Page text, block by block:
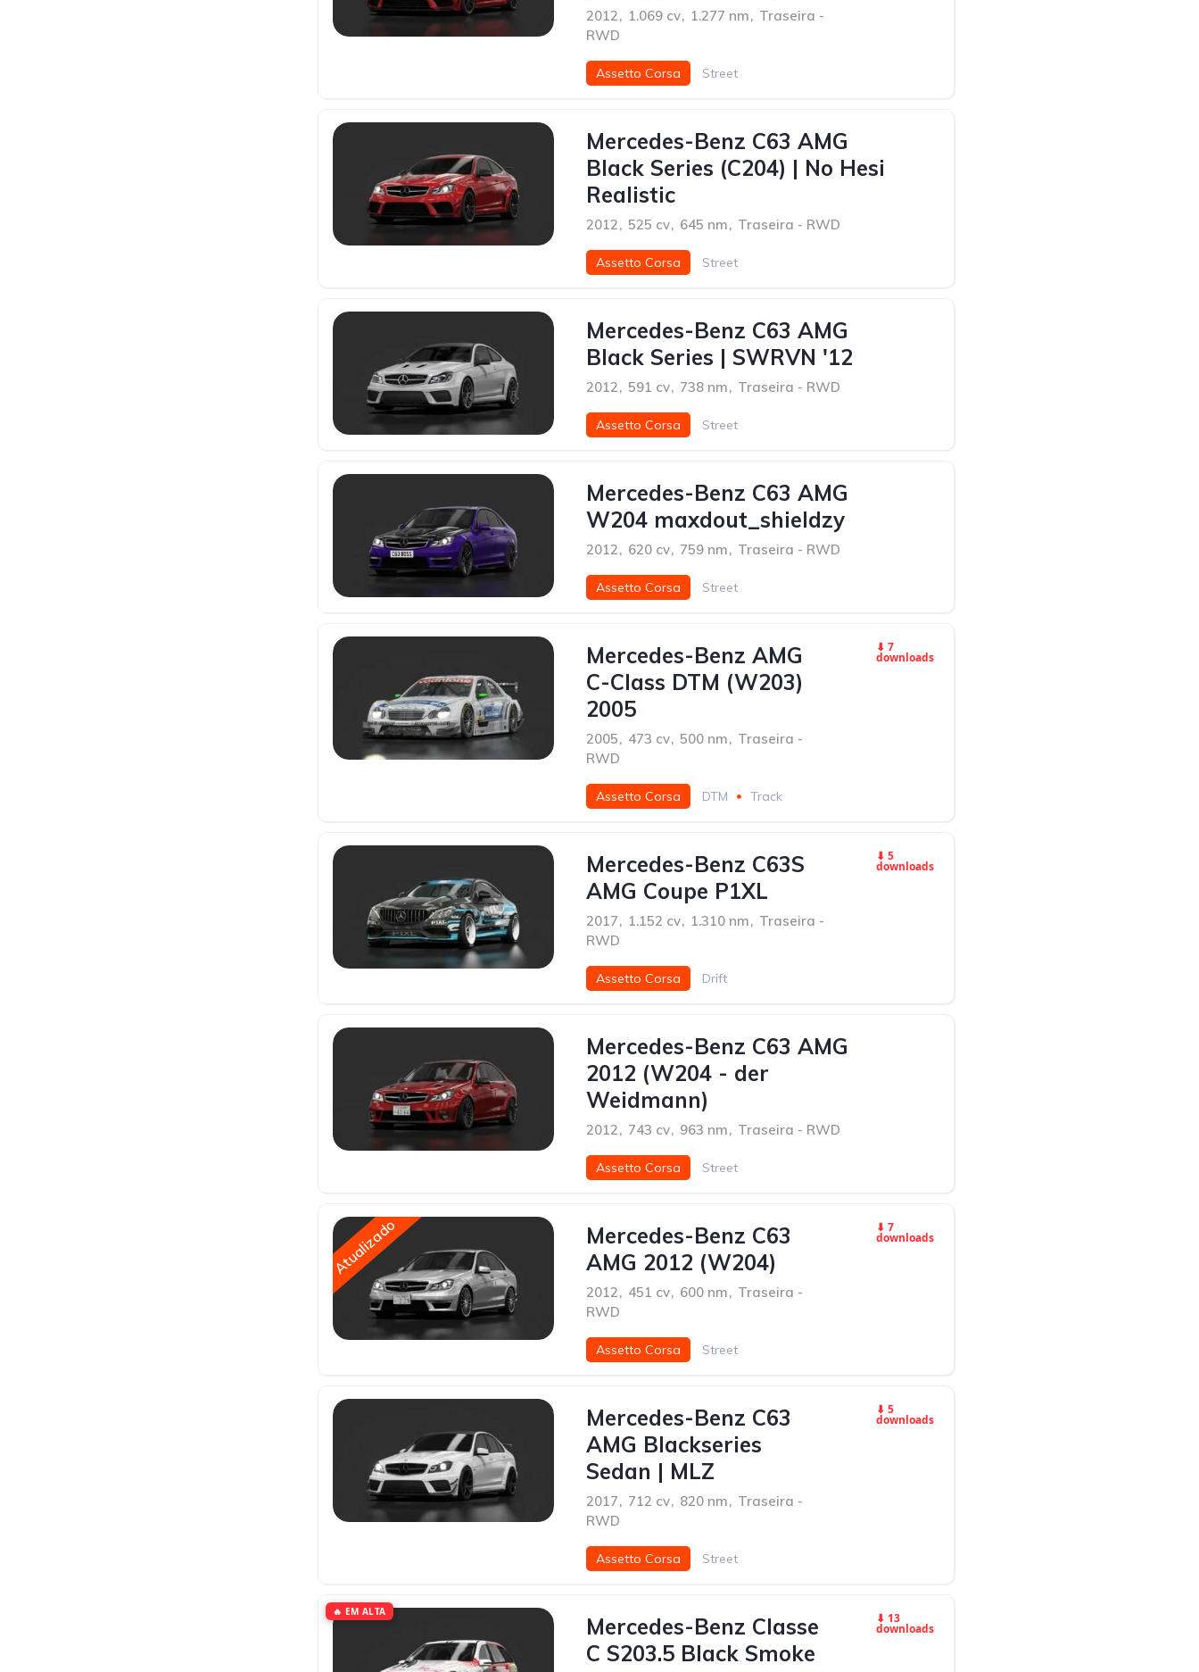
2012, 1.069 cv, 1.277 nm, Traseira -
RWD
Assetto Corsa Street
Mercedes-Benz C63 AMG
Black Series (C204) | No Hesi
Realistic
2012, 525 cv, 645 nm, Traseira - RWD
Assetto Corsa Street
Mercedes-Benz C63 AMG
Black Series | SWRVN '12
2012, 591 cv, 738 nm, Traseira - RWD
Assetto Corsa Street
Mercedes-Benz C63 AMG
W204 maxdout_shieldzy
2012, 620 cv, 759 nm, Traseira - RWD
Assetto Corsa Street
Mercedes-Benz AMG
C-Class DTM (W203)
2005
2005, 473 cv, 500 nm, Traseira -
RWD
Assetto Corsa DTM Track
⬇ 7
downloads
Mercedes-Benz C63S
AMG Coupe P1XL
2017, 1.152 cv, 1.310 nm, Traseira -
RWD
Assetto Corsa Drift
⬇ 5
downloads
Mercedes-Benz C63 AMG
2012 (W204 - der
Weidmann)
2012, 743 cv, 963 nm, Traseira - RWD
Assetto Corsa Street
Atualizado
Mercedes-Benz C63
AMG 2012 (W204)
2012, 451 cv, 600 nm, Traseira -
RWD
Assetto Corsa Street
⬇ 7
downloads
Mercedes-Benz C63
AMG Blackseries
Sedan | MLZ
2017, 712 cv, 820 nm, Traseira -
RWD
Assetto Corsa Street
⬇ 5
downloads
Mercedes-Benz Classe
C S203.5 Black Smoke
⬇ 13
downloads
🔥 EM ALTA